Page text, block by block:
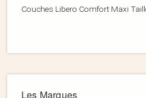
Couches Libero Comfort Maxi
Les Marques